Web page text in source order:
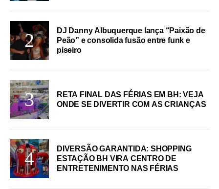
DJ Danny Albuquerque lança “Paixão de
Peão” e consolida fusão entre funk e
piseiro
RETA FINAL DAS FÉRIAS EM BH: VEJA
ONDE SE DIVERTIR COM AS CRIANÇAS
DIVERSÃO GARANTIDA: SHOPPING
ESTAÇÃO BH VIRA CENTRO DE
ENTRETENIMENTO NAS FÉRIAS